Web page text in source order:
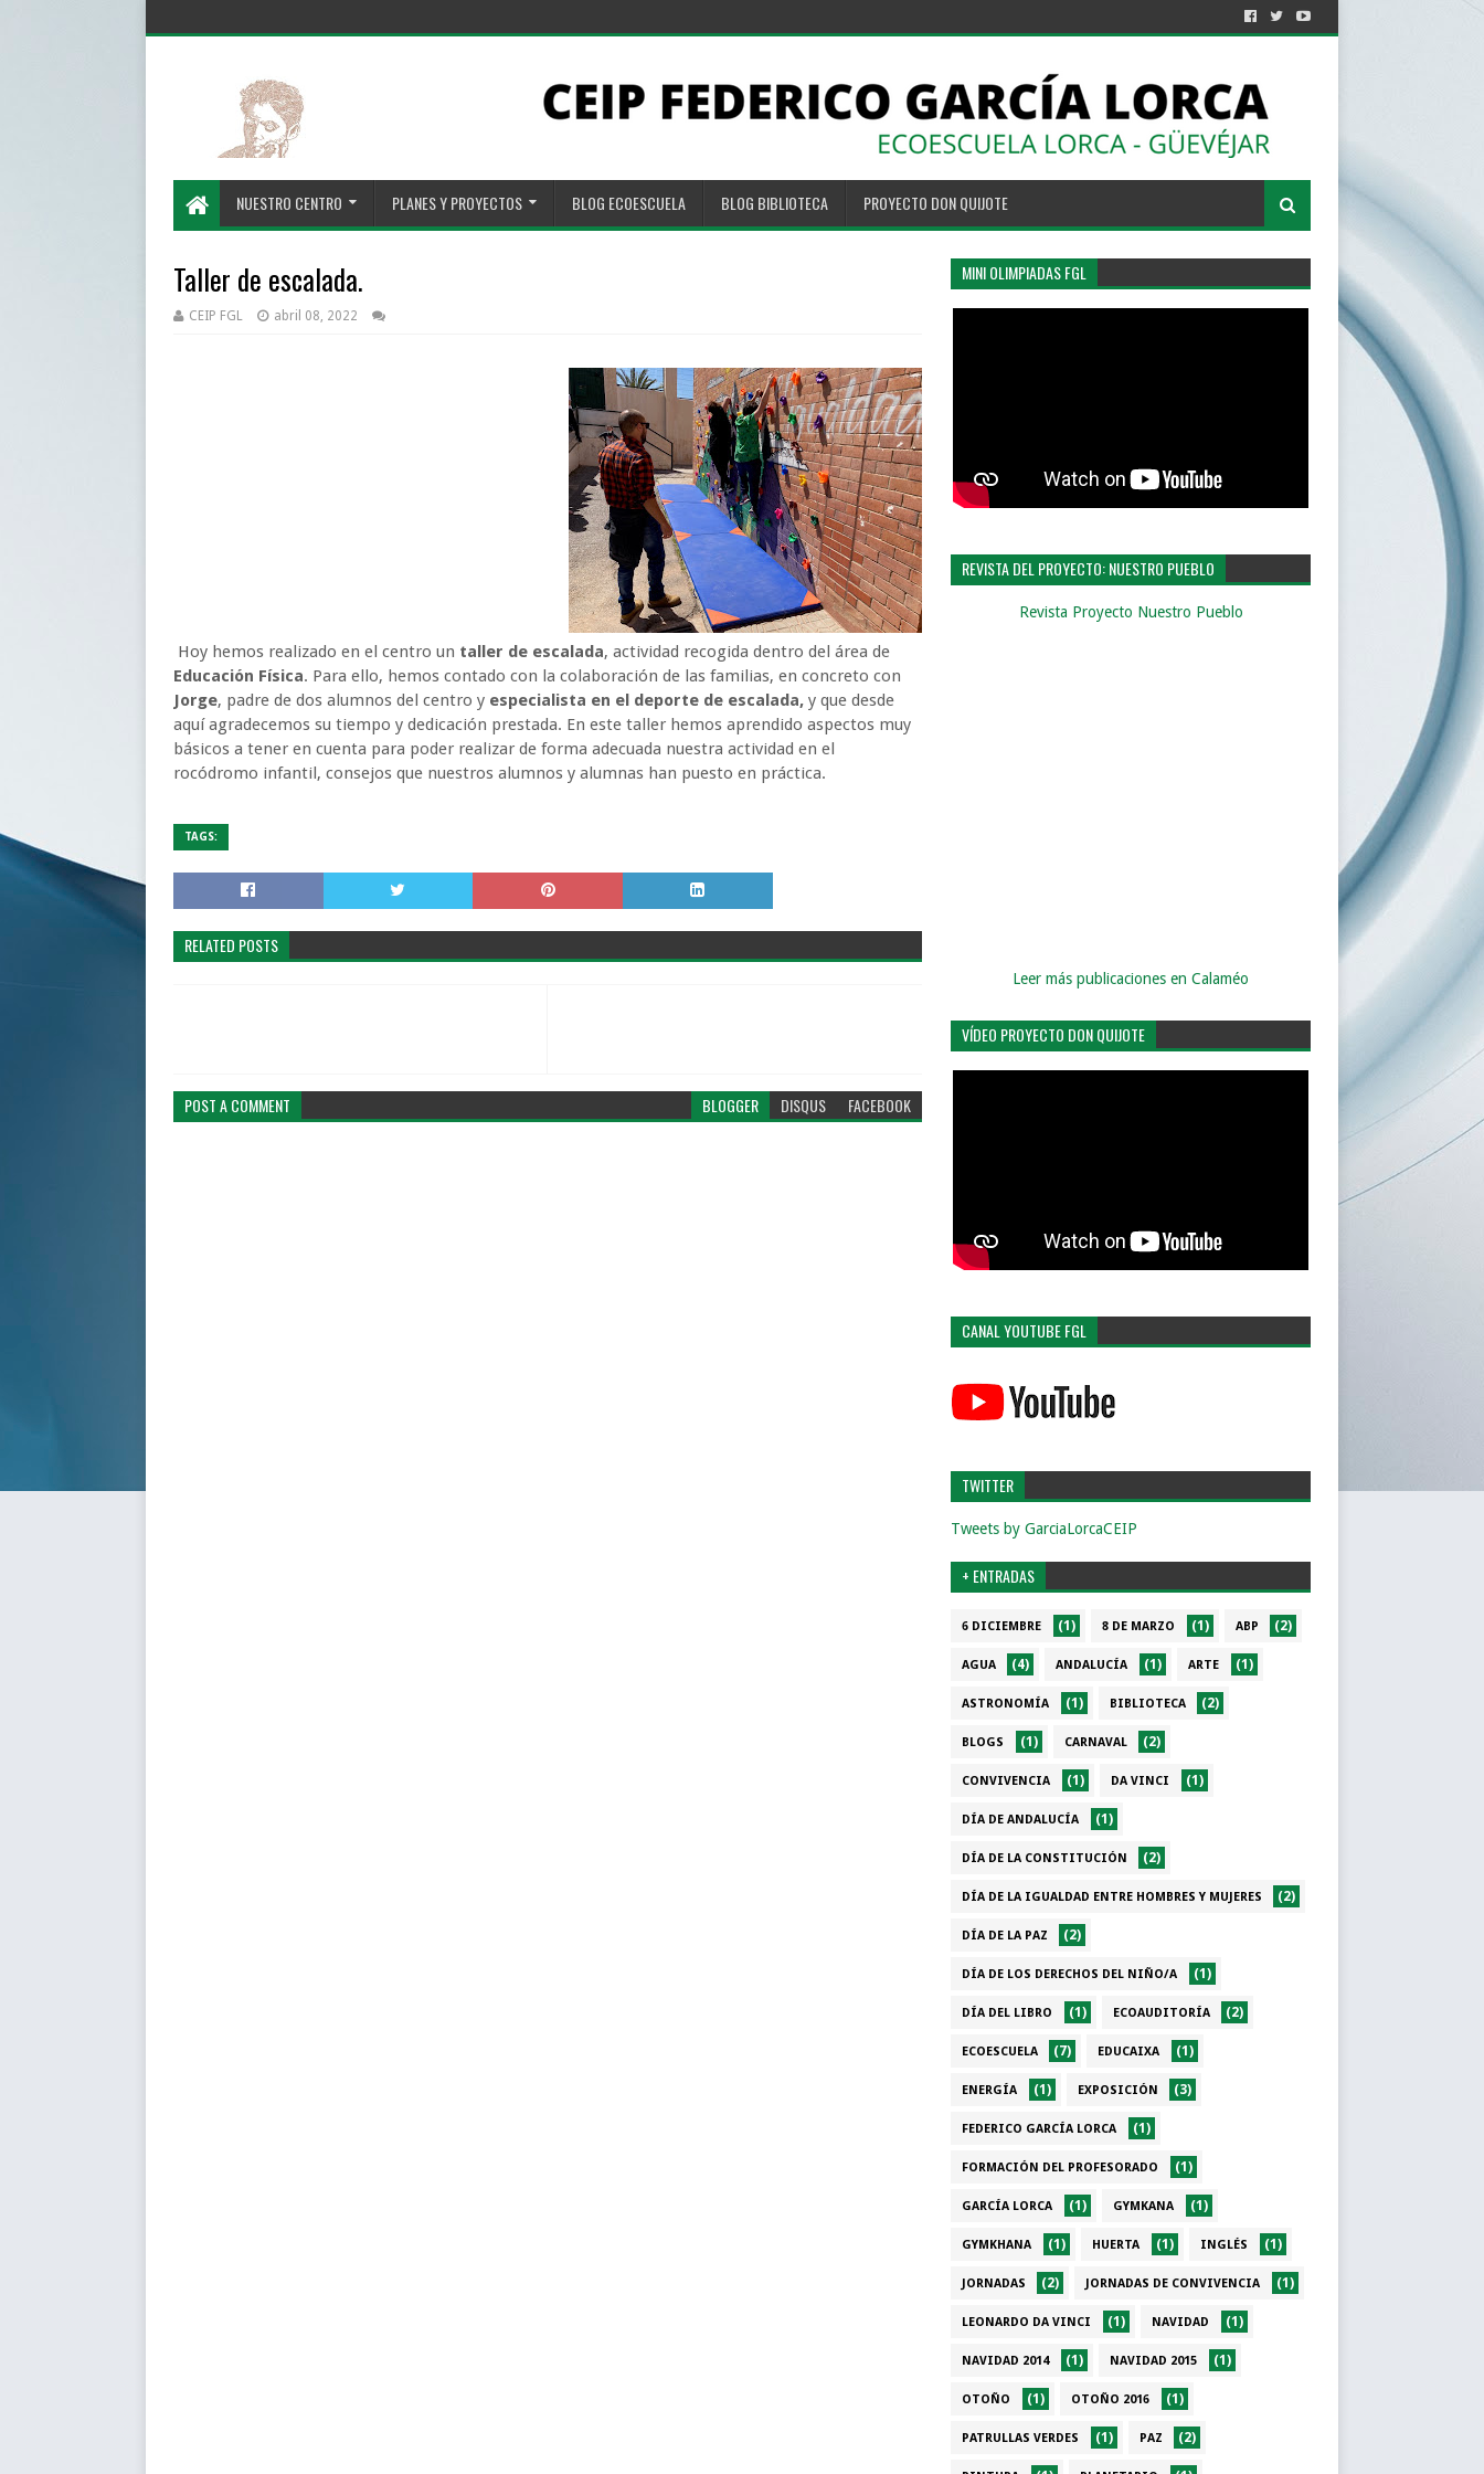
NUESTRO CENTRO PLANES Y PROYECTOS BLOG ECOESCUELA BLOG BIBLIOTECA PROYECTO DON QUIJOTE
Taller de escalada.
CEIP FGL abril 08, 2022
Hoy hemos realizado en el centro un taller de escalada, actividad recogida dentro del área de
Educación Física. Para ello, hemos contado con la colaboración de las familias, en concreto con
Jorge, padre de dos alumnos del centro y especialista en el deporte de escalada, y que desde
aquí agradecemos su tiempo y dedicación prestada. En este taller hemos aprendido aspectos muy
básicos a tener en cuenta para poder realizar de forma adecuada nuestra actividad en el
rocódromo infantil, consejos que nuestros alumnos y alumnas han puesto en práctica.
TAGS:
RELATED POSTS
POST A COMMENT BLOGGER DISQUS FACEBOOK
MINI OLIMPIADAS FGL
REVISTA DEL PROYECTO: NUESTRO PUEBLO
Revista Proyecto Nuestro Pueblo
Leer más publicaciones en Calaméo
VÍDEO PROYECTO DON QUIJOTE
CANAL YOUTUBE FGL
TWITTER
Tweets by GarciaLorcaCEIP
+ ENTRADAS
6 DICIEMBRE (1) 8 DE MARZO (1) ABP (2)
AGUA (4) ANDALUCÍA (1) ARTE (1)
ASTRONOMÍA (1) BIBLIOTECA (2)
BLOGS (1) CARNAVAL (2)
CONVIVENCIA (1) DA VINCI (1)
DÍA DE ANDALUCÍA (1)
DÍA DE LA CONSTITUCIÓN (2)
DÍA DE LA IGUALDAD ENTRE HOMBRES Y MUJERES (2)
DÍA DE LA PAZ (2)
DÍA DE LOS DERECHOS DEL NIÑO/A (1)
DÍA DEL LIBRO (1) ECOAUDITORÍA (2)
ECOESCUELA (7) EDUCAIXA (1)
ENERGÍA (1) EXPOSICIÓN (3)
FEDERICO GARCÍA LORCA (1)
FORMACIÓN DEL PROFESORADO (1)
GARCÍA LORCA (1) GYMKANA (1)
GYMKHANA (1) HUERTA (1) INGLÉS (1)
JORNADAS (2) JORNADAS DE CONVIVENCIA (1)
LEONARDO DA VINCI (1) NAVIDAD (1)
NAVIDAD 2014 (1) NAVIDAD 2015 (1)
OTOÑO (1) OTOÑO 2016 (1)
PATRULLAS VERDES (1) PAZ (2)